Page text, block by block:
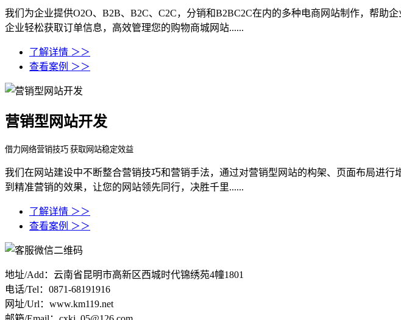
我们为企业提供O2O、B2B、B2C、C2C，分销和B2BC2C在内的多种电商网站制作，帮
企业轻松获取订单信息，高效管理您的购物商城网站......
了解详情 ＞＞
查看案例 ＞＞
营销型网站开发
借力网络营销技巧 获取网站稳定效益
我们在网站建设中不断整合营销技巧和营销手法，通过对营销型网站的构架、页面布局进
到精准营销的效果，让您的网站领先同行，决胜千里......
了解详情 ＞＞
查看案例 ＞＞
地址/Add：云南省昆明市高新区西城时代锦绣苑4幢1801
电话/Tel：0871-68191916
网址/Url：www.km119.net